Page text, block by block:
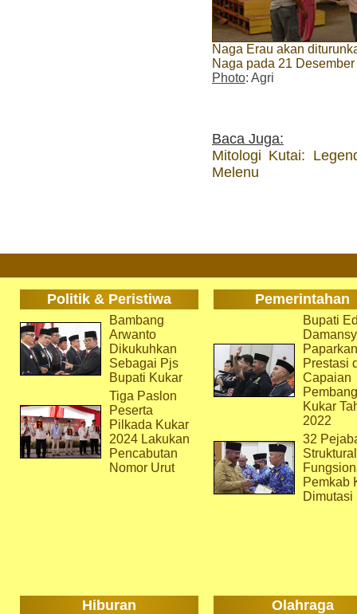
Naga Erau akan
Naga pada 21
Photo: Agri
Baca Juga:
Mitologi Kutai:
Melenu
Politik & Peristiwa Pemerintahan
Bambang
Arwanto
Dikukuhkan
Sebagai Pjs
Bupati Kukar
Tiga Paslon
Peserta
Pilkada Kukar
2024 Lakukan
Pencabutan
Nomor Urut
Bupati
Paparkan
Prestasi
Capaian
Kukar
2022
32
Pemkab
Dimutasi
Hiburan Olahraga